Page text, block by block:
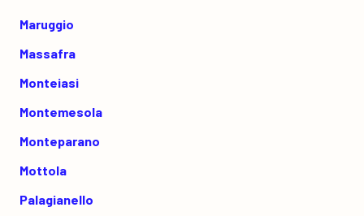
Maruggio
Massafra
Monteiasi
Montemesola
Monteparano
Mottola
Palagianello